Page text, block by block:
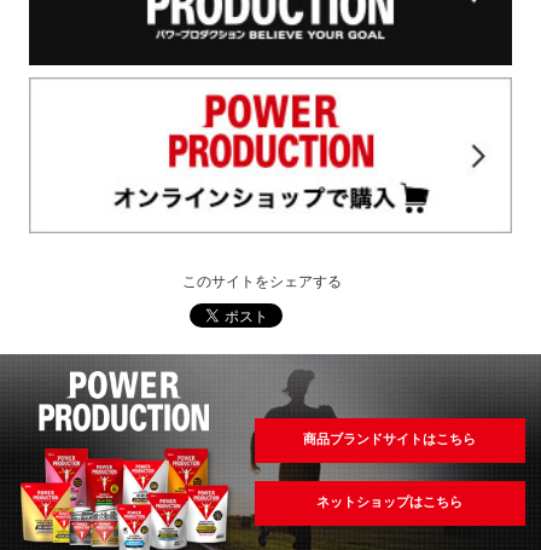
このサイトをシェアする
商品ブランドサイトはこちら
ネットショップはこちら